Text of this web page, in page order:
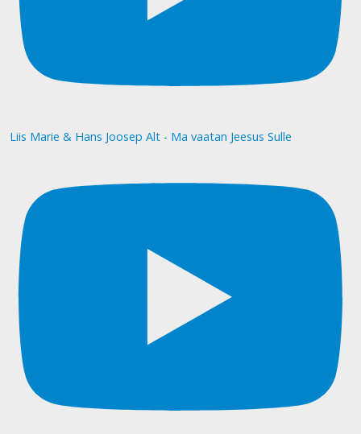
Liis Marie & Hans Joosep Alt - Ma vaatan Jeesus Sulle